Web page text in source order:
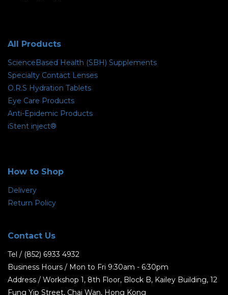
All Products
ScienceBased Health (SBH) Supplements
Specialty Contact Lenses
O.R.S Hydration Tablets
Eye Care Products
Anti-Epidemic Products
iStent inject®
How to Shop
Delivery
Return Policy
Contact Us
Tel / (852) 6933 4932
Business Hours / Mon to Fri 9:30am - 6:30pm
Address / Workshop 1, 8th Floor, Block B, Kailey Building, 12
Fung Yip Street, Chai Wan, Hong Kong